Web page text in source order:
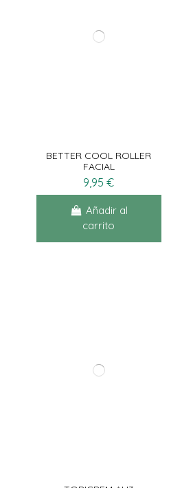
BETTER COOL ROLLER
FACIAL
9,95 €
Añadir al
carrito